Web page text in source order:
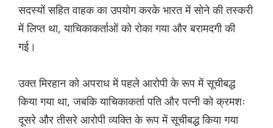
सदस्यों सहित वाहक का उपयोग करके भारत में सोने की तस्करी
में लिप्त था, याचिकाकर्ताओं को रोका गया और बरामदगी की
गई।
उक्त मिरहान को अपराध में पहले आरोपी के रूप में सूचीबद्ध
किया गया था, जबकि याचिकाकर्ता पति और पत्नी को क्रमशः
दूसरे और तीसरे आरोपी व्यक्ति के रूप में सूचीबद्ध किया गया